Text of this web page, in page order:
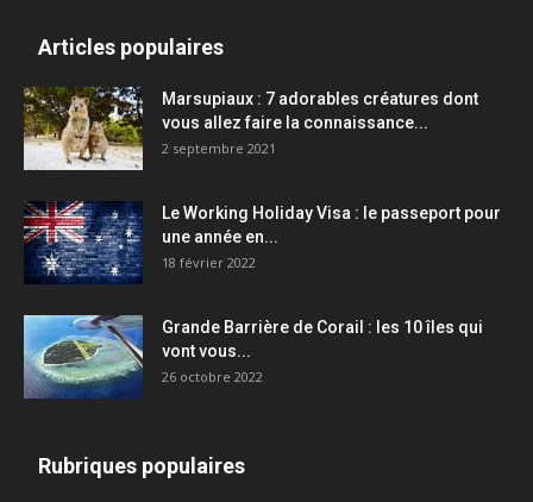
Articles populaires
Marsupiaux : 7 adorables créatures dont
vous allez faire la connaissance...
2 septembre 2021
Le Working Holiday Visa : le passeport pour
une année en...
18 février 2022
Grande Barrière de Corail : les 10 îles qui
vont vous...
26 octobre 2022
Rubriques populaires